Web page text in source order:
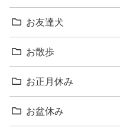
お友達犬
お散歩
お正月休み
お盆休み